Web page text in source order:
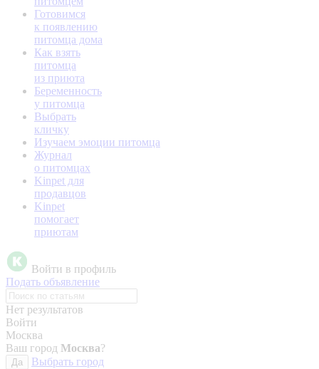
Готовимся
к появлению
питомца дома
Как взять
питомца
из приюта
Беременность
у питомца
Выбрать
кличку
Изучаем эмоции питомца
Журнал
о питомцах
Kinpet для
продавцов
Kinpet
помогает
приютам
Войти в профиль
Подать объявление
Нет результатов
Войти
Москва
Ваш город Москва?
Да
Выбрать город